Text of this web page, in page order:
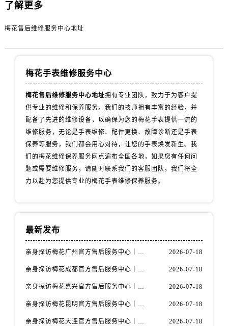
云南省大理白族自治州大理市建设路售后服务中心（需提前预约）
云南省玉溪市红塔区南北大街售后服务中心（需提前预约）
重庆市江北区观音桥步行街2号融恒时代广场9层902室售后服务中心（需提前预约）
新疆维吾尔自治区乌鲁木齐市天山区红山路26号时代广场（CCMALL）C座17层17-B售后服务中心（需提前预约）
浙江省温州市鹿城区锦绣路1067号置信广场10层1015室售后服务中心（需提前预约）
黑龙江省哈尔滨市道里区友谊西路600号富力中心T2座写字楼29层03室室售后服务中心（需提前预约）
了解更多
梅花售后维修服务中心地址
梅花手表维修服务中心
梅花售后维修服务中心地址拥有专业团队，致力于为客户提
供专业的维修和保养服务。我们的技师拥有丰富的经验，并
配备了先进的维修设备，以确保为您的梅花手表提供一流的
维修服务，无论是手表维修、配件更换、故障诊断还是手表
保养等服务，我们都会用心对待，让您的手表焕发新生。我
们的梅花维修保养服务网点遍布全国各地，如果您有任何问
题或需要维修服务，请随时联系我们的客服团队，我们将全
力以赴为您提供专业的梅花手表维修保养服务。
最新发布
亲身探访梅花广州官方售后服务中心｜全部地址与售后电话（2026年7月最新） 2026-07-18
亲身探访梅花成都官方售后服务中心｜网点地址与电话（2026年7月最新） 2026-07-18
亲身探访梅花嘉兴官方售后服务中心｜网点地址与电话（2026年7月最新） 2026-07-18
亲身探访梅花昆明官方售后服务中心｜地址与官方电话（2026年7月最新） 2026-07-18
亲身探访梅花大连官方售后服务中心｜网点地址与电话（2026年7月最新） 2026-07-18